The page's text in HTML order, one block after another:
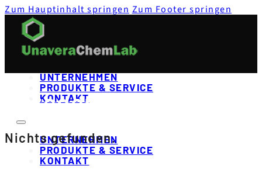
Zum Hauptinhalt springen Zum Footer springen
UNTERNEHMEN
PRODUKTE & SERVICE
KONTAKT
UNTERNEHMEN
PRODUKTE & SERVICE
KONTAKT
Kategorie:Allgemein
Nichts gefunden.